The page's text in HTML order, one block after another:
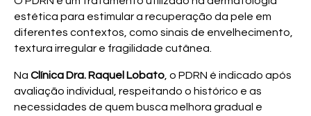
estética para estimular a recuperação da pele em
diferentes contextos, como sinais de envelhecimento,
textura irregular e fragilidade cutânea.
Na Clínica Dra. Raquel Lobato , o PDRN é indicado após
avaliação individual, respeitando o histórico e as
necessidades de quem busca melhora gradual e